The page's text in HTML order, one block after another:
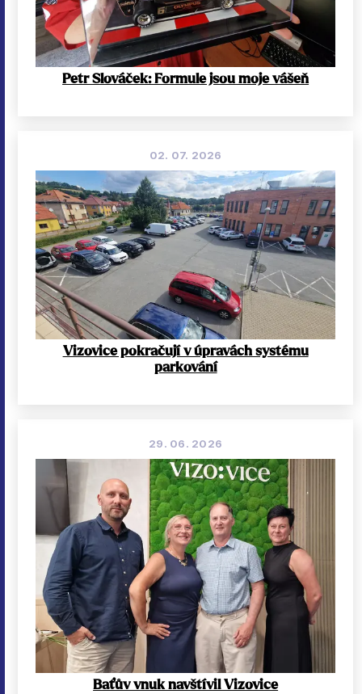
Petr Slováček: Formule jsou moje vášeň
02. 07. 2026
Vizovice pokračují v úpravách systému
parkování
29. 06. 2026
Baťův vnuk navštívil Vizovice